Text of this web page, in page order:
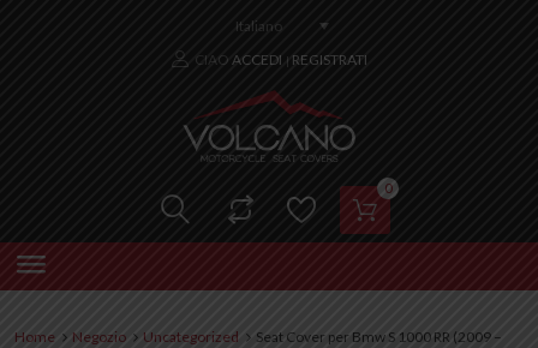
Italiano
CIAO ACCEDI | REGISTRATI
0
Home Negozio Uncategorized
Seat Cover per Bmw S 1000 RR (2009 –